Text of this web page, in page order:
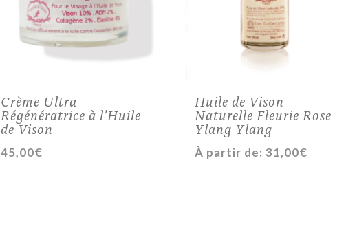
Crème Ultra
Régénératrice à l’Huile
de Vison
45,00€
Huile de Vison
Naturelle Fleurie Rose
Ylang Ylang
À partir de: 31,00€